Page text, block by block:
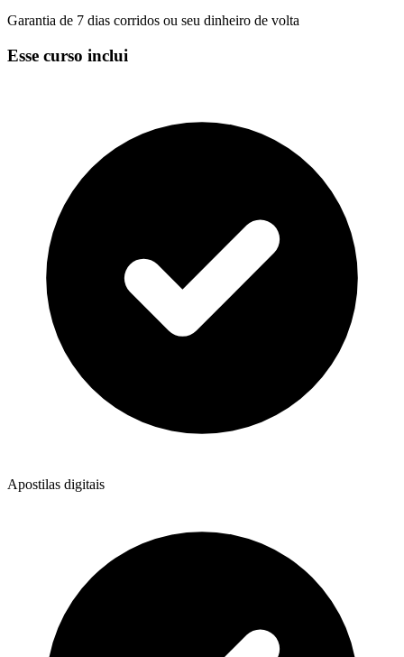
Garantia de 7 dias corridos ou seu dinheiro de volta
Esse curso inclui
Apostilas digitais